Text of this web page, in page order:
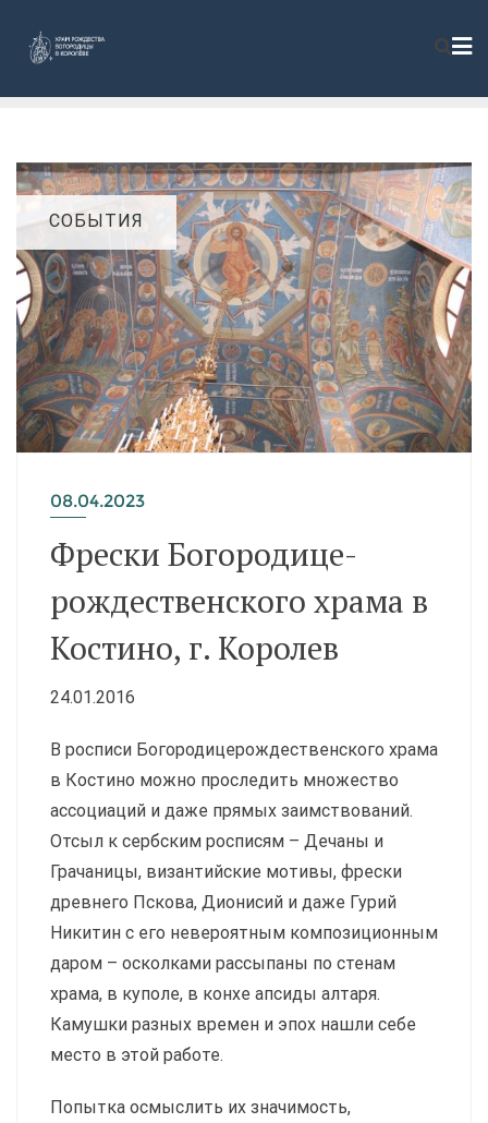
СОБЫТИЯ
08.04.2023
Фрески Богородице­
рождественского храма в
Костино, г. Королев
24.01.2016
В росписи Богородицерождественского храма
в Костино можно проследить множество
ассоциаций и даже прямых заимствований.
Отсыл к сербским росписям – Дечаны и
Грачаницы, византийские мотивы, фрес­ки
древнего Пскова, Дионисий и даже Гурий
Никитин с его невероятным композиционным
даром – осколками рассыпаны по стенам
храма, в куполе, в конхе апсиды алтаря.
Камушки разных времен и эпох нашли себе
место в этой работе.
Попытка осмыслить их значимость,